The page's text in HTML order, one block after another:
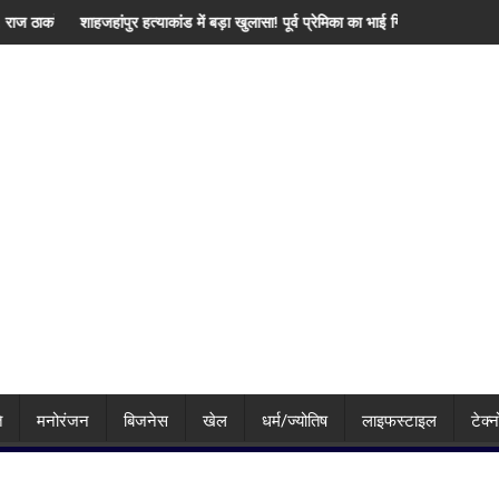
भी किया जिक्र, पीएम मोदी से उठाई बड़ी मांग
में बड़ा खुलासा! पूर्व प्रेमिका का भाई गिरफ्तार, इंस्टाग्राम पर 'मार दिया' स्टेटस के
IMD का बड़ा अलर्ट!
मनोरंजन बिजनेस खेल धर्म/ज्योतिष लाइफस्टाइल